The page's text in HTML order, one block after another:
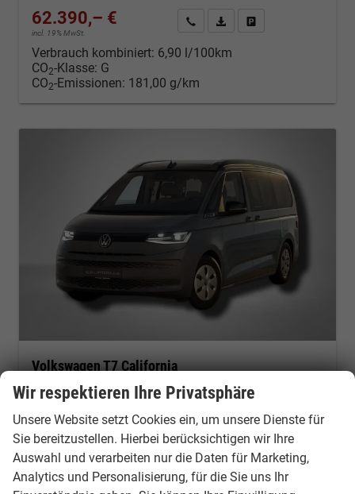
62.390,– €
incl. 19% MwSt.
Kontakt & Angebot anfordern
PDF-Datei, Fahrzeugexposé
Verbrauch kombiniert: 6,90 l/100km
CO2-Klasse: G
CO2-Emissionen: 181,00 g/km
Volkswagen T7 California
Neuwagen Fahrzeugnr.: 53860
unverbindliche Lieferzeit:04.10.2026 Neuwagen
Automatik
Leistung
Kilometerstand
Wir respektieren Ihre Privatsphäre
Unsere Website setzt Cookies ein, um unsere Dienste für
Sie bereitzustellen. Hierbei berücksichtigen wir Ihre
Auswahl und verarbeiten nur die Daten für Marketing,
Analytics und Personalisierung, für die Sie uns Ihr